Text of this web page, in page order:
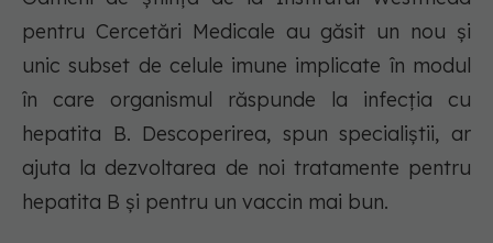
pentru Cercetări Medicale au găsit un nou și
unic subset de celule imune implicate în modul
în care organismul răspunde la infecția cu
hepatita B. Descoperirea, spun specialiștii, ar
ajuta la dezvoltarea de noi tratamente pentru
hepatita B și pentru un vaccin mai bun.